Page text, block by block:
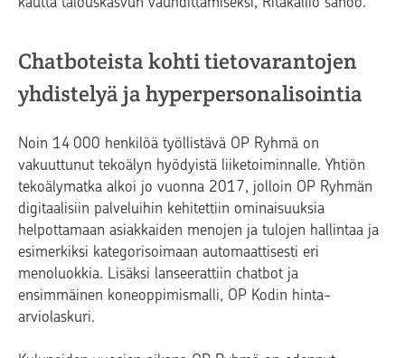
Chatboteista kohti tietovarantojen
yhdistelyä ja hyperpersonalisointia
Noin 14 000 henkilöä työllistävä OP Ryhmä on
vakuuttunut tekoälyn hyödyistä liiketoiminnalle. Yhtiön
tekoälymatka alkoi jo vuonna 2017, jolloin OP Ryhmän
digitaalisiin palveluihin kehitettiin ominaisuuksia
helpottamaan asiakkaiden menojen ja tulojen hallintaa ja
esimerkiksi kategorisoimaan automaattisesti eri
menoluokkia. Lisäksi lanseerattiin chatbot ja
ensimmäinen koneoppimismalli, OP Kodin hinta-
arviolaskuri.